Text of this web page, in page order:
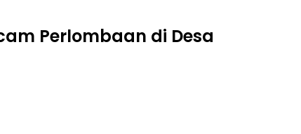
Perlombaan di Desa